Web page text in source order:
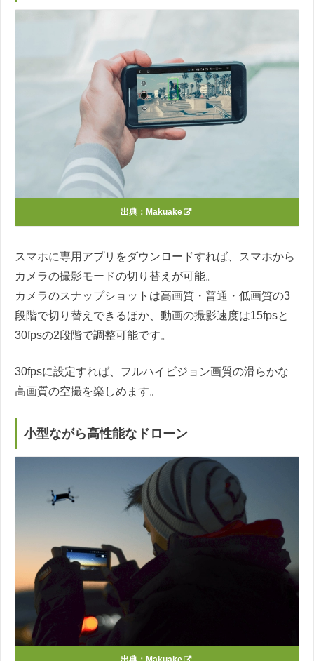
出典： Makuake
スマホに専用アプリをダウンロードすれば、スマホから
カメラの撮影モードの切り替えが可能。
カメラのスナップショットは高画質・普通・低画質の3
段階で切り替えできるほか、動画の撮影速度は15fpsと
30fpsの2段階で調整可能です。
30fpsに設定すれば、フルハイビジョン画質の滑らかな
高画質の空撮を楽しめます。
小型ながら高性能なドローン